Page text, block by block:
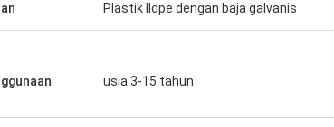
Plastik lldpe dengan baja galvanis
usia 3-15 tahun